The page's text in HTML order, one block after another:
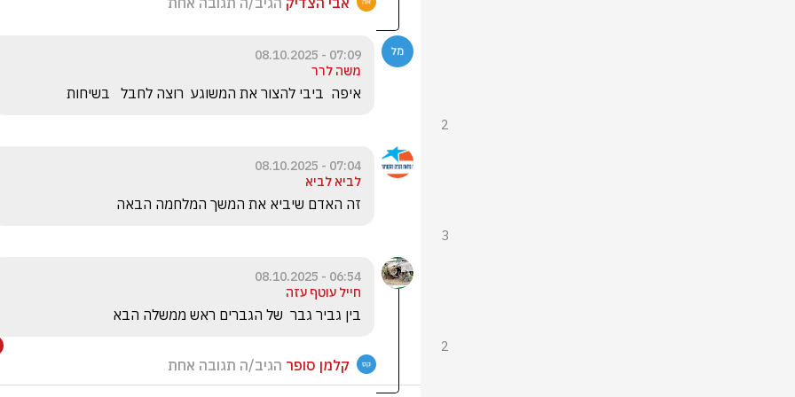
07:09 - 08.10.2025
משה לרר
איפה  ביבי להצור את המשוגע  רוצה לחבל   בשיחות
2
07:04 - 08.10.2025
לביא לביא
זה האדם שיביא את המשך המלחמה הבאה
3
06:54 - 08.10.2025
חייל עוטף עזה
בין גביר גבר  של הגברים ראש ממשלה הבא
2
קלמן סופר הגיב/ה תגובה אחת